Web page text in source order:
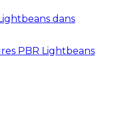
dans
PBR Lightbeans